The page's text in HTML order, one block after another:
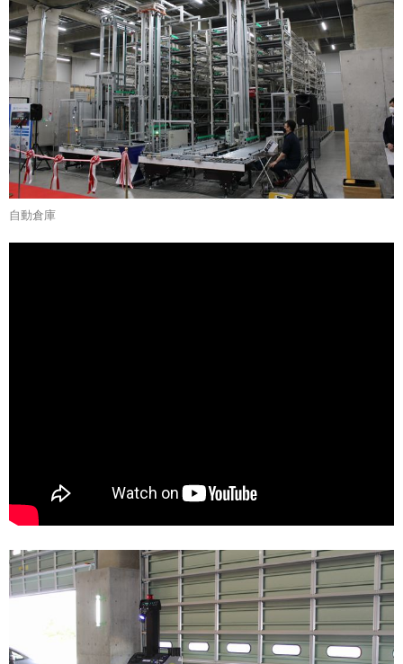
自動倉庫